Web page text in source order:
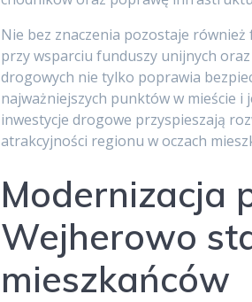
Nie bez znaczenia pozostaje
przy wsparciu funduszy unijnych
drogowych nie tylko poprawia
najważniejszych punktów w mieście
inwestycje drogowe przyspieszają
atrakcyjności regionu w oczach
Modernizacja
Wejherowo
mieszkańców